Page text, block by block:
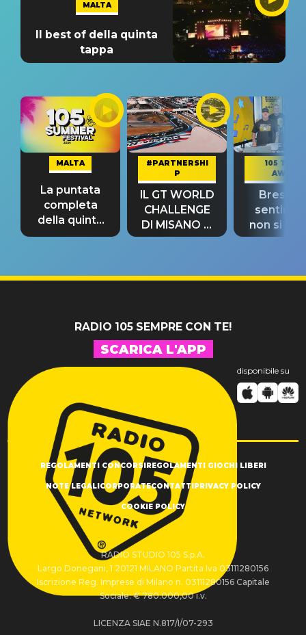
MALTA
Il best of della quinta
tappa
MALTA
La puntata
completa
della quinta
tappa
#PARTNERSHI
P
IL GT WORLD
CHALLENGE
DI MISANO si
riconferma
105 TAKE
AWAY
Bresh:
non si
fino alla
RADIO 105 SEMPRE CON TE!
SCARICA L'APP
disponibile su
REGOLAMENTI CONCORSIREGOLAMENTI GIOCHI LIBERI
NOTE LEGALICORPORATECONTATTIPRIVACY POLICY
COOKIE POLICY
RADIO STUDIO 105 S.p.A.
Largo Donegani, 1 20121 MILANO Partita Iva 03111280156
Iscrizione Reg. Imprese di Milano n. 03111280156 Capitale
Sociale: € 780.000,00 i.v.
LICENZA SIAE N.817/I/07-293